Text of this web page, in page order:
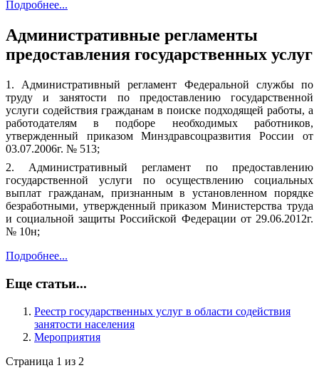
Подробнее...
Административные регламенты
предоставления государственных услуг
1. Административный регламент Федеральной службы по
труду и занятости по предоставлению государственной
услуги содействия гражданам в поиске подходящей работы, а
работодателям в подборе необходимых работников,
утвержденный приказом Минздравсоцразвития России от
03.07.2006г. № 513;
2. Административный регламент по предоставлению
государственной услуги по осуществлению социальных
выплат гражданам, признанным в установленном порядке
безработными, утвержденный приказом Министерства труда
и социальной защиты Российской Федерации от 29.06.2012г.
№ 10н;
Подробнее...
Еще статьи...
Реестр государственных услуг в области содействия
занятости населения
Мероприятия
Страница 1 из 2